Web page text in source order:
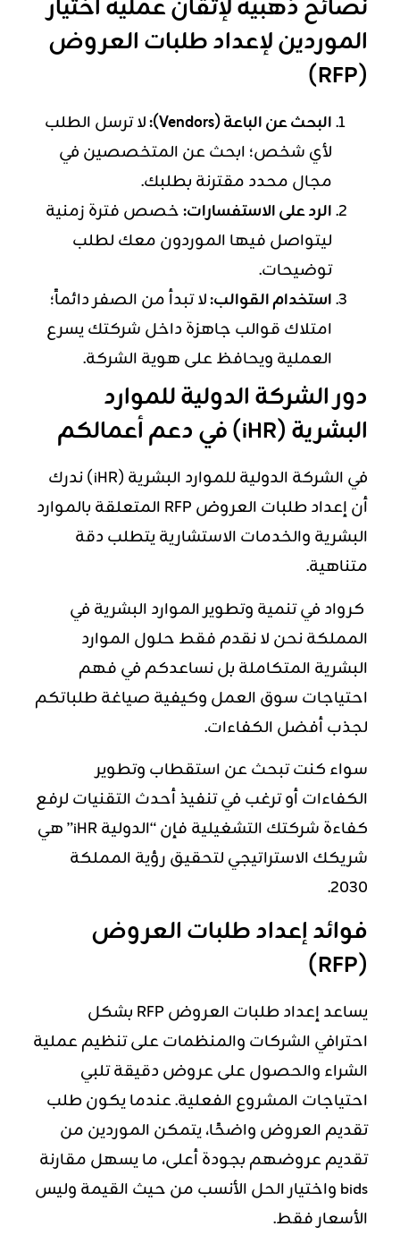
نصائح ذهبية لإتقان عملية اختيار
الموردين لإعداد طلبات العروض
(RFP)
البحث عن الباعة (Vendors):
لا ترسل الطلب
لأي شخص؛ ابحث عن المتخصصين في
مجال محدد مقترنة بطلبك.
الرد على الاستفسارات:خصص فترة زمنية
ليتواصل فيها الموردون معك لطلب
توضيحات.
استخدام القوالب:لا تبدأ من الصفر دائماً؛
امتلاك قوالب جاهزة داخل شركتك يسرع
العملية ويحافظ على هوية الشركة.
دور الشركة الدولية للموارد
البشرية (iHR) في دعم أعمالكم
في الشركة الدولية للموارد البشرية (iHR) ندرك
أن إعداد طلبات العروض RFP المتعلقة ب
الموارد
البشريةوالخدمات الاستشارية يتطلب دقة
متناهية.
كرواد في تنمية وتطوير الموارد البشرية في
المملكة نحن لا نقدم فقط حلول الموارد
البشرية المتكاملة بل نساعدكم في فهم
احتياجات سوق العمل وكيفية صياغة طلباتكم
لجذب أفضل الكفاءات.
سواء كنت تبحث عن استقطاب وتطوير
الكفاءات أو ترغب في تنفيذ أحدث التقنيات لرفع
كفاءة شركتك التشغيلية فإن “الدولية iHR” هي
شريكك الاستراتيجي لتحقيق رؤية المملكة
2030.
فوائد إعداد طلبات العروض
(RFP)
يساعد إعداد طلبات العروض RFP بشكل
احترافي الشركات والمنظمات على تنظيم عملية
الشراء والحصول على عروض دقيقة تلبي
احتياجات المشروع الفعلية. عندما يكون طلب
تقديم العروض واضحًا، يتمكن الموردين من
تقديم عروضهم بجودة أعلى، ما يسهل مقارنة
bids واختيار الحل الأنسب من حيث القيمة وليس
الأسعار فقط.